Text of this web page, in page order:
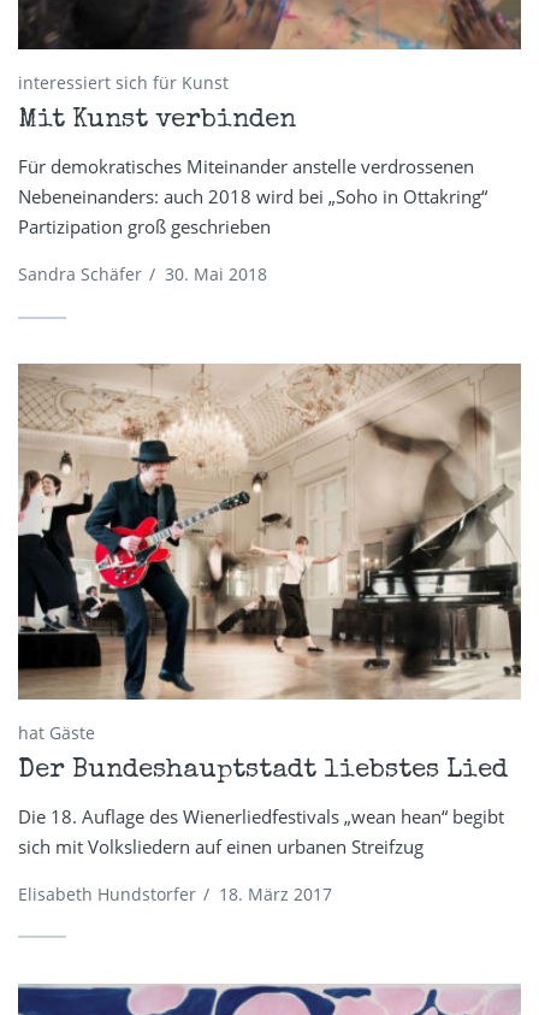
interessiert sich für Kunst
Mit Kunst verbinden
Für demokratisches Miteinander anstelle verdrossenen
Nebeneinanders: auch 2018 wird bei „Soho in Ottakring“
Partizipation groß geschrieben
Sandra Schäfer / 30. Mai 2018
hat Gäste
Der Bundeshauptstadt liebstes Lied
Die 18. Auflage des Wienerliedfestivals „wean hean“ begibt
sich mit Volksliedern auf einen urbanen Streifzug
Elisabeth Hundstorfer / 18. März 2017